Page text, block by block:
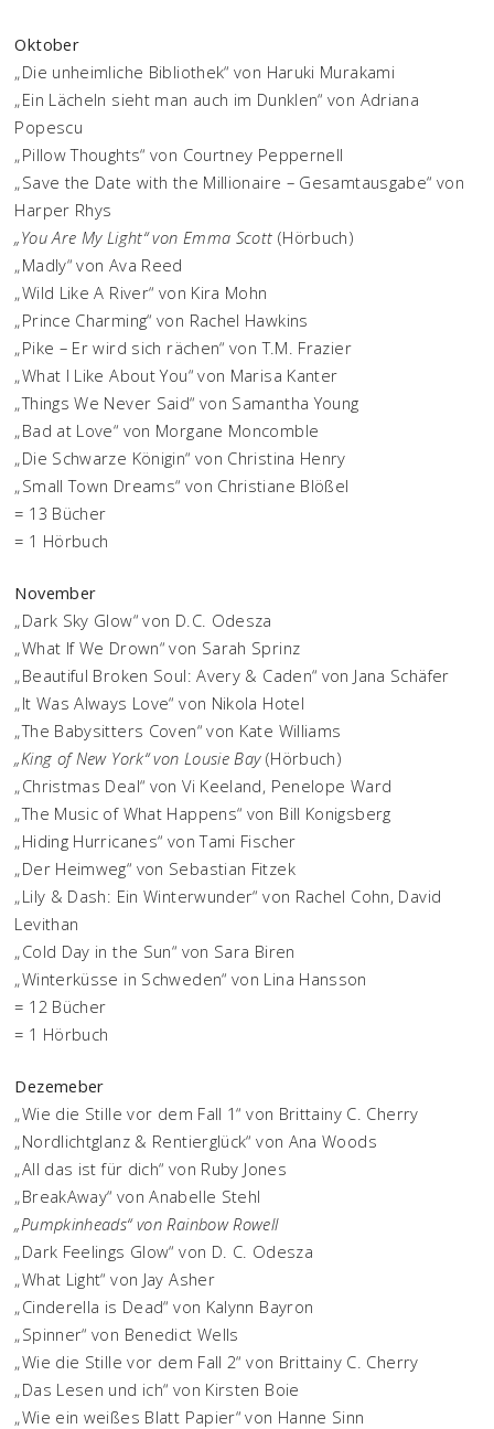
Oktober
„Die unheimliche Bibliothek“ von Haruki Murakami
„Ein Lächeln sieht man auch im Dunklen“ von Adriana
Popescu
„Pillow Thoughts“ von Courtney Peppernell
„Save the Date with the Millionaire – Gesamtausgabe“ von
Harper Rhys
„You Are My Light“ von Emma Scott (Hörbuch)
„Madly“ von Ava Reed
„Wild Like A River“ von Kira Mohn
„Prince Charming“ von Rachel Hawkins
„Pike – Er wird sich rächen“ von T.M. Frazier
„What I Like About You“ von Marisa Kanter
„Things We Never Said“ von Samantha Young
„Bad at Love“ von Morgane Moncomble
„Die Schwarze Königin“ von Christina Henry
„Small Town Dreams“ von Christiane Blößel
= 13 Bücher
= 1 Hörbuch
November
„Dark Sky Glow“ von D.C. Odesza
„What If We Drown“ von Sarah Sprinz
„Beautiful Broken Soul: Avery & Caden“ von Jana Schäfer
„It Was Always Love“ von Nikola Hotel
„The Babysitters Coven“ von Kate Williams
„King of New York“ von Lousie Bay(Hörbuch)
„Christmas Deal“ von Vi Keeland, Penelope Ward
„The Music of What Happens“ von Bill Konigsberg
„Hiding Hurricanes“ von Tami Fischer
„Der Heimweg“ von Sebastian Fitzek
„Lily & Dash: Ein Winterwunder“ von Rachel Cohn, David
Levithan
„Cold Day in the Sun“ von Sara Biren
„Winterküsse in Schweden“ von Lina Hansson
= 12 Bücher
= 1 Hörbuch
Dezemeber
„Wie die Stille vor dem Fall 1“ von Brittainy C. Cherry
„Nordlichtglanz & Rentierglück“ von Ana Woods
„All das ist für dich“ von Ruby Jones
„BreakAway“ von Anabelle Stehl
„Pumpkinheads“ von Rainbow Rowell
„Dark Feelings Glow“ von D. C. Odesza
„What Light“ von Jay Asher
„Cinderella is Dead“ von Kalynn Bayron
„Spinner“ von Benedict Wells
„Wie die Stille vor dem Fall 2“ von Brittainy C. Cherry
„Das Lesen und ich“ von Kirsten Boie
„Wie ein weißes Blatt Papier“ von Hanne Sinn